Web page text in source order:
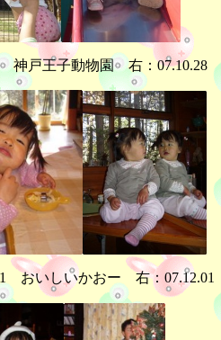
戸王子動物園 右：07.10.28
おいしいかおー 右：